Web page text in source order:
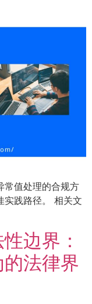
常值处理的合规方
实践路径。 相关文
边界：
法律界